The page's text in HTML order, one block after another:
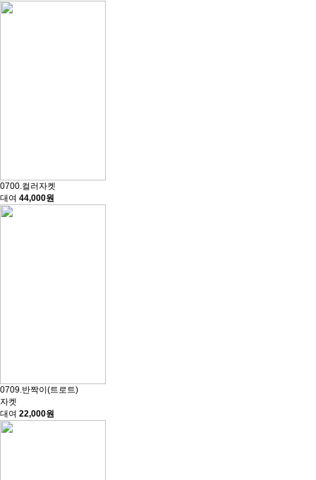
0700.컬러자켓
대여 44,000원
0709.반짝이(트로트)
자켓
대여 22,000원